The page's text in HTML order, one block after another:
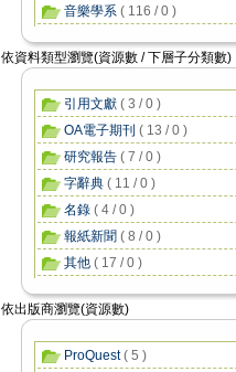
音樂學系( 116 / 0 )
依資料類型瀏覽(資源數 / 下層子分類數)
引用文獻( 3 / 0 )
OA電子期刊 ( 13 / 0 )
研究報告( 7 / 0 )
字辭典( 11 / 0 )
名錄( 4 / 0 )
報紙新聞 ( 8 / 0 )
其他( 17 / 0 )
依出版商瀏覽(資源數)
ProQuest( 5 )